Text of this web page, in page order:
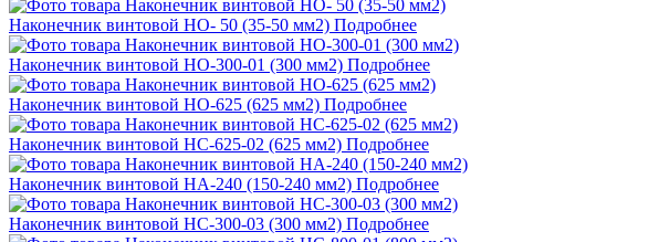
Наконечник винтовой НО- 50 (35-50 мм2) Подробнее
Наконечник винтовой НО-300-01 (300 мм2) Подробнее
Наконечник винтовой НО-625 (625 мм2) Подробнее
Наконечник винтовой НС-625-02 (625 мм2) Подробнее
Наконечник винтовой НА-240 (150-240 мм2) Подробнее
Наконечник винтовой НС-300-03 (300 мм2) Подробнее